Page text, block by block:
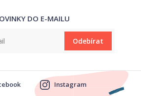
DO E-MAILU
Odebírat
Instagram